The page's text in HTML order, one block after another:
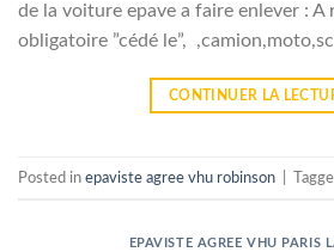
de la voiture epave a faire enlever : A
obligatoire ”cédé le”,
CONTINUER LA
Posted in epaviste agree vhu robinson
EPAVISTE AGREE VHU PARIS